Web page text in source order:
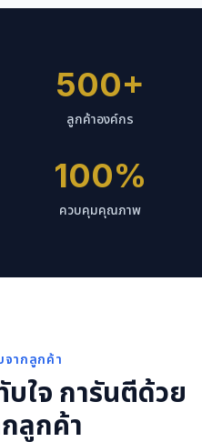
500+
ลูกค้าองค์กร
100%
ควบคุมคุณภาพ
จากลูกค้า
ใจ การันตีด้วย
ลูกค้า